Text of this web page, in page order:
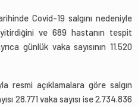
Covid-19 salgını nedeniyle
yitirdiğini ve 689 hastanın tespit
günlük vaka sayısının 11.520
resmi açıklamalara göre salgın
28.771 vaka sayısı ise 2.734.836